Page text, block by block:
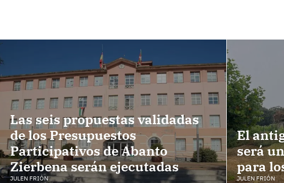
Las seis propuestas validadas
de los Presupuestos
Participativos de Abanto
Zierbena serán ejecutadas
JULEN FRIÓN
El
será
para
JULEN FRIÓN